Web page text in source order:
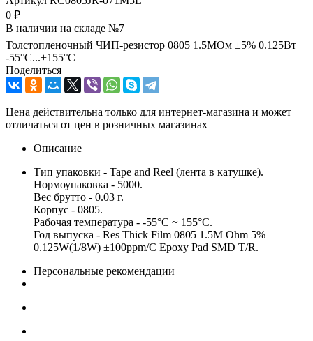
0 ₽
В наличии на складе №7
Толстопленочный ЧИП-резистор 0805 1.5МОм ±5% 0.125Вт
-55°С...+155°С
Поделиться
Цена действительна только для интернет-магазина и может
отличаться от цен в розничных магазинах
Описание
Тип упаковки - Tape and Reel (лента в катушке).
Нормоупаковка - 5000.
Вес брутто - 0.03 г.
Корпус - 0805.
Рабочая температура - -55°C ~ 155°C.
Год выпуска - Res Thick Film 0805 1.5M Ohm 5%
0.125W(1/8W) ±100ppm/C Epoxy Pad SMD T/R.
Персональные рекомендации